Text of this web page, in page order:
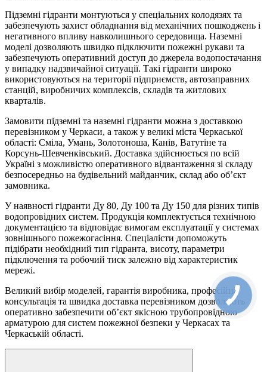
Підземні гідранти монтуються у спеціальних колодязях та
забезпечують захист обладнання від механічних пошкоджень і
негативного впливу навколишнього середовища. Наземні
моделі дозволяють швидко підключити пожежні рукави та
забезпечують оперативний доступ до джерела водопостачання
у випадку надзвичайної ситуації. Такі гідранти широко
використовуються на території підприємств, автозаправних
станцій, виробничих комплексів, складів та житлових
кварталів.
Замовити підземні та наземні гідранти можна з доставкою
перевізником у Черкаси, а також у великі міста Черкаської
області: Сміла, Умань, Золотоноша, Канів, Ватутіне та
Корсунь-Шевченківський. Доставка здійснюється по всій
Україні з можливістю оперативного відвантаження зі складу
безпосередньо на будівельний майданчик, склад або об’єкт
замовника.
У наявності гідранти Ду 80, Ду 100 та Ду 150 для різних типів
водопровідних систем. Продукція комплектується технічною
документацією та відповідає вимогам експлуатації у системах
зовнішнього пожежогасіння. Спеціалісти допоможуть
підібрати необхідний тип гідранта, висоту, параметри
підключення та робочий тиск залежно від характеристик
мережі.
Великий вибір моделей, гарантія виробника, професійна
консультація та швидка доставка перевізником дозволяють
оперативно забезпечити об’єкт якісною трубопровідною
арматурою для систем пожежної безпеки у Черкасах та
Черкаській області.